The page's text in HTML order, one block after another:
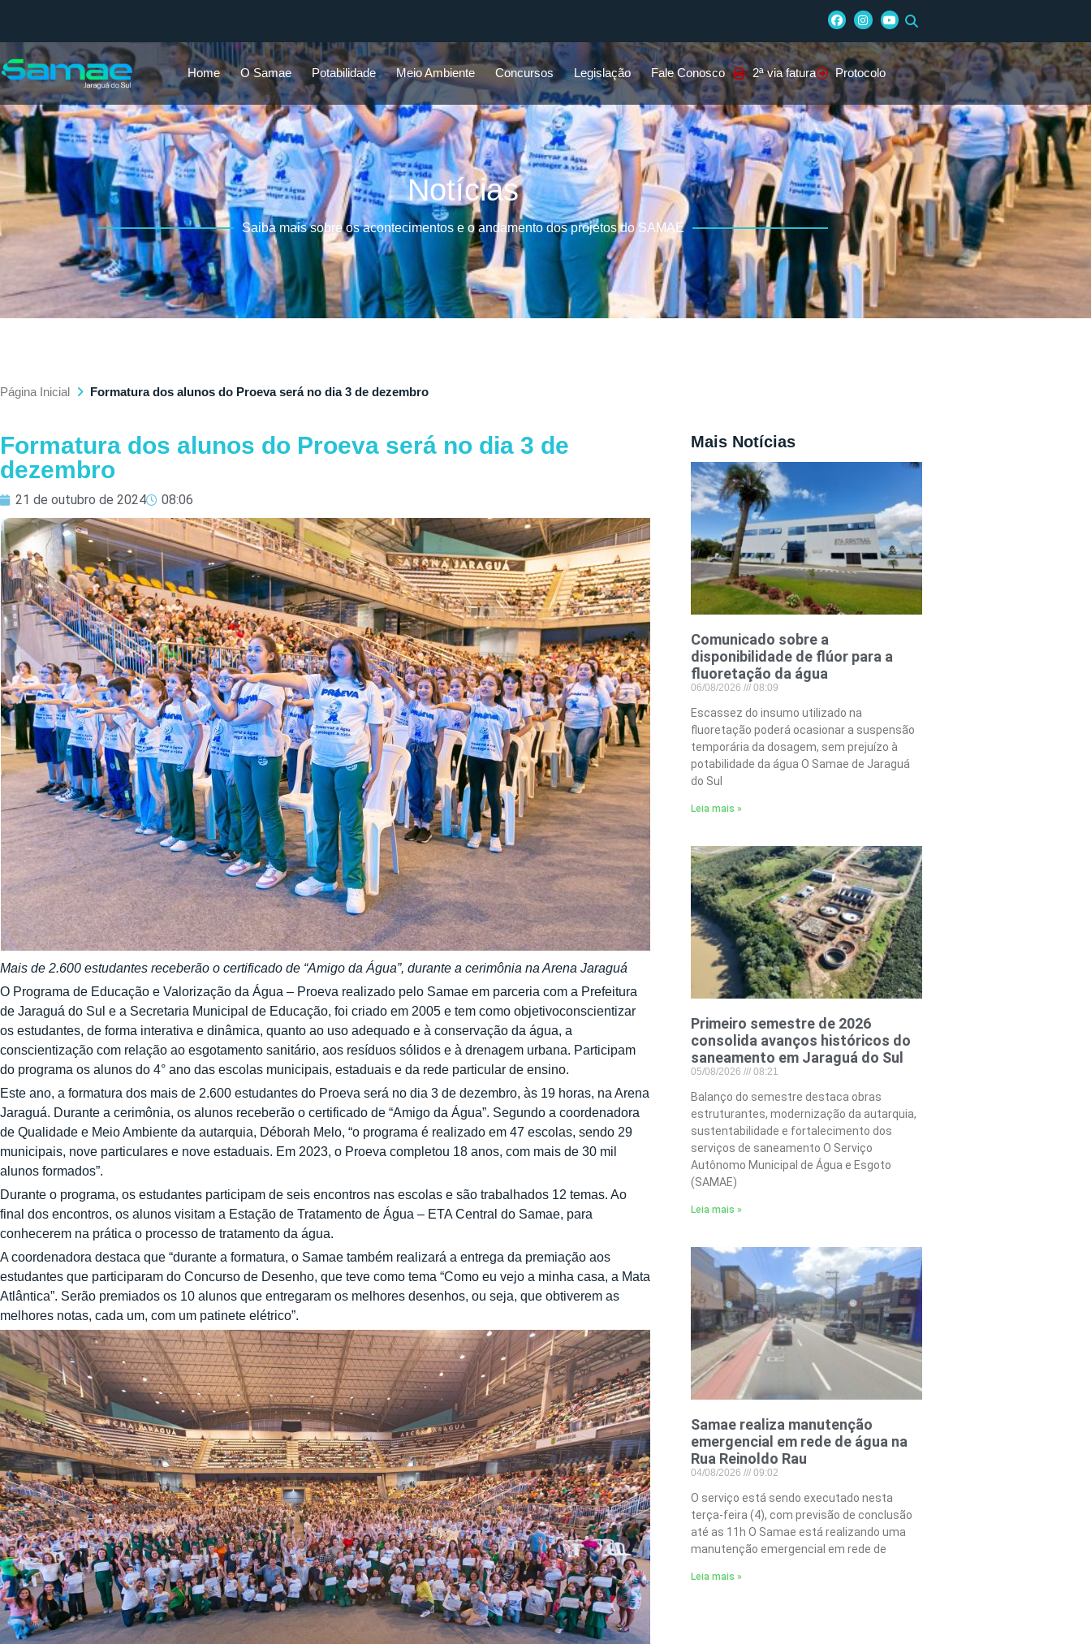
Home O Samae Potabilidade Meio Ambiente Concursos Legislação Fale Conosco 2ª via fatura Protocolo
Notícias
Saiba mais sobre os acontecimentos e o andamento dos projetos do SAMAE
Página Inicial Formatura dos alunos do Proeva será no dia 3 de dezembro
Formatura dos alunos do Proeva será no dia 3 de
dezembro
21 de outubro de 2024 08:06
Mais de 2.600 estudantes receberão o certificado de “Amigo da Água”, durante a cerimônia na Arena Jaraguá
O Programa de Educação e Valorização da Água – Proeva realizado pelo Samae em parceria com a Prefeitura
de Jaraguá do Sul e a Secretaria Municipal de Educação, foi criado em 2005 e tem como objetivoconscientizar
os estudantes, de forma interativa e dinâmica, quanto ao uso adequado e à conservação da água, a
conscientização com relação ao esgotamento sanitário, aos resíduos sólidos e à drenagem urbana. Participam
do programa os alunos do 4° ano das escolas municipais, estaduais e da rede particular de ensino.
Este ano, a formatura dos mais de 2.600 estudantes do Proeva será no dia 3 de dezembro, às 19 horas, na Arena
Jaraguá. Durante a cerimônia, os alunos receberão o certificado de “Amigo da Água”. Segundo a coordenadora
de Qualidade e Meio Ambiente da autarquia, Déborah Melo, “o programa é realizado em 47 escolas, sendo 29
municipais, nove particulares e nove estaduais. Em 2023, o Proeva completou 18 anos, com mais de 30 mil
alunos formados”.
Durante o programa, os estudantes participam de seis encontros nas escolas e são trabalhados 12 temas. Ao
final dos encontros, os alunos visitam a Estação de Tratamento de Água – ETA Central do Samae, para
conhecerem na prática o processo de tratamento da água.
A coordenadora destaca que “durante a formatura, o Samae também realizará a entrega da premiação aos
estudantes que participaram do Concurso de Desenho, que teve como tema “Como eu vejo a minha casa, a Mata
Atlântica”. Serão premiados os 10 alunos que entregaram os melhores desenhos, ou seja, que obtiverem as
melhores notas, cada um, com um patinete elétrico”.
Mais Notícias
Comunicado sobre a
disponibilidade de flúor para a
fluoretação da água
06/08/2026 08:09
Escassez do insumo utilizado na
fluoretação poderá ocasionar a suspensão
temporária da dosagem, sem prejuízo à
potabilidade da água O Samae de Jaraguá
do Sul
Leia mais »
Primeiro semestre de 2026
consolida avanços históricos do
saneamento em Jaraguá do Sul
05/08/2026 08:21
Balanço do semestre destaca obras
estruturantes, modernização da autarquia,
sustentabilidade e fortalecimento dos
serviços de saneamento O Serviço
Autônomo Municipal de Água e Esgoto
(SAMAE)
Leia mais »
Samae realiza manutenção
emergencial em rede de água na
Rua Reinoldo Rau
04/08/2026 09:02
O serviço está sendo executado nesta
terça-feira (4), com previsão de conclusão
até as 11h O Samae está realizando uma
manutenção emergencial em rede de
Leia mais »